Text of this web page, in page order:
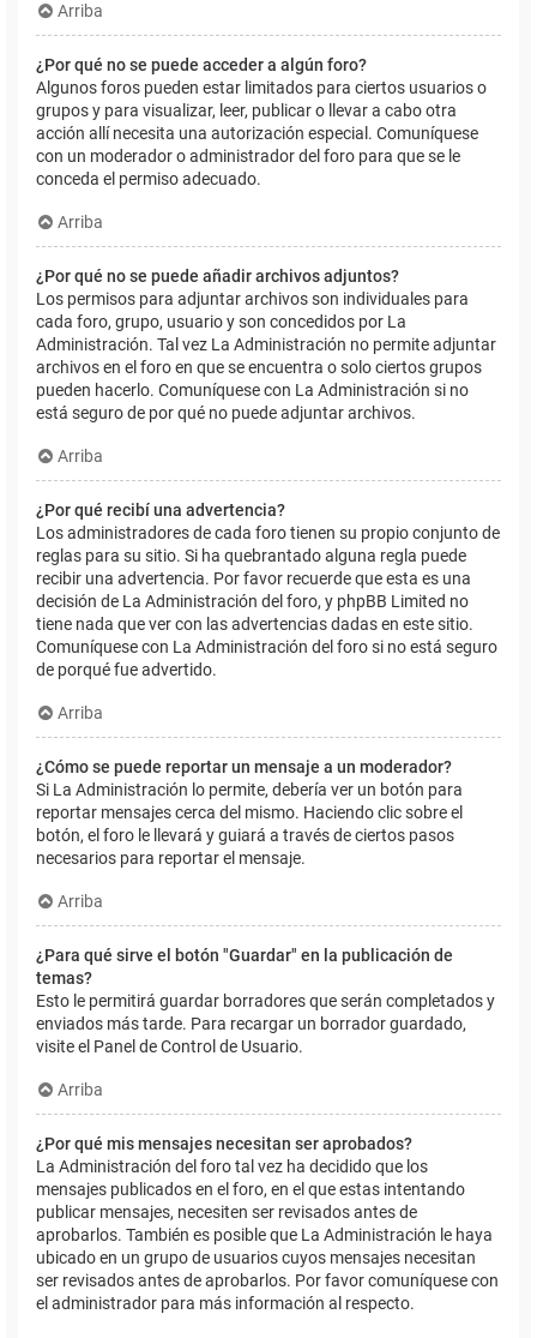
Arriba
¿Por qué no se puede acceder a algún foro?
Algunos foros pueden estar limitados para ciertos usuarios o
grupos y para visualizar, leer, publicar o llevar a cabo otra
acción allí necesita una autorización especial. Comuníquese
con un moderador o administrador del foro para que se le
conceda el permiso adecuado.
Arriba
¿Por qué no se puede añadir archivos adjuntos?
Los permisos para adjuntar archivos son individuales para
cada foro, grupo, usuario y son concedidos por La
Administración. Tal vez La Administración no permite adjuntar
archivos en el foro en que se encuentra o solo ciertos grupos
pueden hacerlo. Comuníquese con La Administración si no
está seguro de por qué no puede adjuntar archivos.
Arriba
¿Por qué recibí una advertencia?
Los administradores de cada foro tienen su propio conjunto de
reglas para su sitio. Si ha quebrantado alguna regla puede
recibir una advertencia. Por favor recuerde que esta es una
decisión de La Administración del foro, y phpBB Limited no
tiene nada que ver con las advertencias dadas en este sitio.
Comuníquese con La Administración del foro si no está seguro
de porqué fue advertido.
Arriba
¿Cómo se puede reportar un mensaje a un moderador?
Si La Administración lo permite, debería ver un botón para
reportar mensajes cerca del mismo. Haciendo clic sobre el
botón, el foro le llevará y guiará a través de ciertos pasos
necesarios para reportar el mensaje.
Arriba
¿Para qué sirve el botón "Guardar" en la publicación de
temas?
Esto le permitirá guardar borradores que serán completados y
enviados más tarde. Para recargar un borrador guardado,
visite el Panel de Control de Usuario.
Arriba
¿Por qué mis mensajes necesitan ser aprobados?
La Administración del foro tal vez ha decidido que los
mensajes publicados en el foro, en el que estas intentando
publicar mensajes, necesiten ser revisados antes de
aprobarlos. También es posible que La Administración le haya
ubicado en un grupo de usuarios cuyos mensajes necesitan
ser revisados antes de aprobarlos. Por favor comuníquese con
el administrador para más información al respecto.